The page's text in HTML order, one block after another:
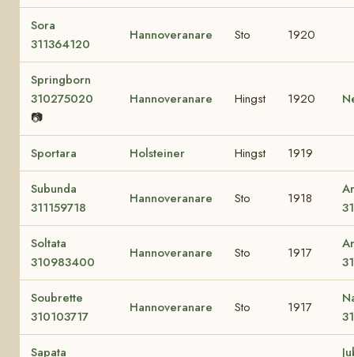
Sora
311364120
Hannoveranare Sto 1920
Springborn
310275020
📷
Hannoveranare Hingst 1920
Sportara Holsteiner Hingst 1919
Subunda
311159718
Hannoveranare Sto 1918
Soltata
310983400
Hannoveranare Sto 1917
Soubrette
310103717
Hannoveranare Sto 1917
Sapata